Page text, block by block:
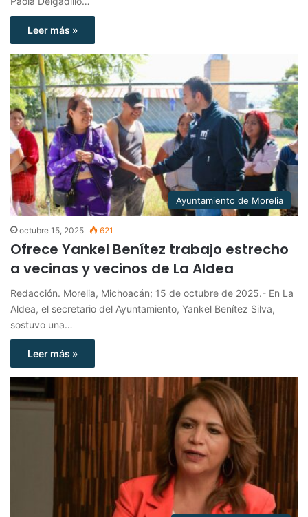
Leer más »
Ayuntamiento de Morelia
octubre 15, 2025 621
Ofrece Yankel Benítez trabajo estrecho
a vecinas y vecinos de La Aldea
Redacción. Morelia, Michoacán; 15 de octubre de 2025.- En La
Aldea, el secretario del Ayuntamiento, Yankel Benítez Silva,
sostuvo una…
Leer más »